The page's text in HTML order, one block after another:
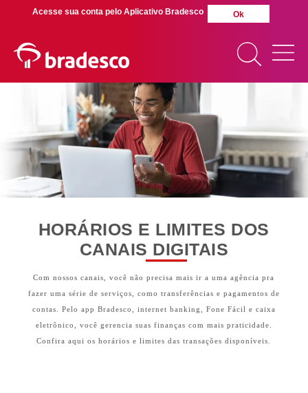
MAIS BUSCADOS
SUAS BUSCAS
RECENTES
Horários e Limites
HORÁRIOS E LIMITES DOS
CANAIS DIGITAIS
Com nossos canais, você não precisa mais ir a uma agência pra
fazer uma série de serviços, como transferências e pagamentos de
contas. Pelo app Bradesco, internet banking, Fone Fácil e caixa
eletrônico, você gerencia suas finanças com mais praticidade.
Confira aqui os horários e limites das transações disponíveis.
Acesse sua conta pelo Aplicativo Bradesco Ok